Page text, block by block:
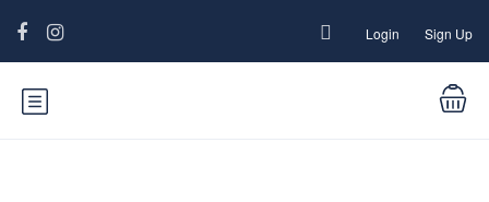
Login Sign Up